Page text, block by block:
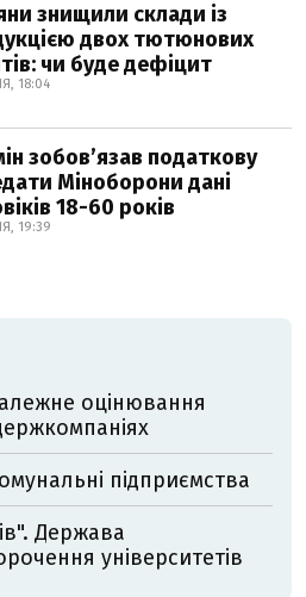
знищили склади із
двох тютюнових
чи буде дефіцит
18:04
зобовʼязав податкову
Міноборони дані
18-60 років
19:39
оцінювання
підприємства
Держава
університетів